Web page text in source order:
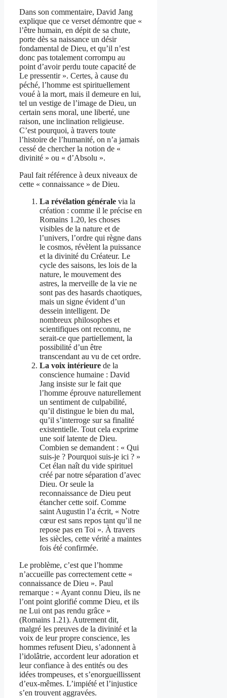
Dans son commentaire, David Jang
explique que ce verset démontre que «
l’être humain, en dépit de sa chute,
porte dès sa naissance un désir
fondamental de Dieu, et qu’il n’est
donc pas totalement corrompu au
point d’avoir perdu toute capacité de
Le pressentir ». Certes, à cause du
péché, l’homme est spirituellement
voué à la mort, mais il demeure en lui,
tel un vestige de l’image de Dieu, un
certain sens moral, une liberté, une
raison, une inclination religieuse.
C’est pourquoi, à travers toute
l’histoire de l’humanité, on n’a jamais
cessé de chercher la notion de «
divinité » ou « d’Absolu ».
Paul fait référence à deux niveaux de
cette « connaissance » de Dieu.
La révélation générale via la
création : comme il le précise en
Romains 1.20, les choses
visibles de la nature et de
l’univers, l’ordre qui règne dans
le cosmos, révèlent la puissance
et la divinité du Créateur. Le
cycle des saisons, les lois de la
nature, le mouvement des
astres, la merveille de la vie ne
sont pas des hasards chaotiques,
mais un signe évident d’un
dessein intelligent. De
nombreux philosophes et
scientifiques ont reconnu, ne
serait-ce que partiellement, la
possibilité d’un être
transcendant au vu de cet ordre.
La voix intérieure de la
conscience humaine : David
Jang insiste sur le fait que
l’homme éprouve naturellement
un sentiment de culpabilité,
qu’il distingue le bien du mal,
qu’il s’interroge sur sa finalité
existentielle. Tout cela exprime
une soif latente de Dieu.
Combien se demandent : « Qui
suis-je ? Pourquoi suis-je ici ? »
Cet élan naît du vide spirituel
créé par notre séparation d’avec
Dieu. Or seule la
reconnaissance de Dieu peut
étancher cette soif. Comme
saint Augustin l’a écrit, « Notre
cœur est sans repos tant qu’il ne
repose pas en Toi ». À travers
les siècles, cette vérité a maintes
fois été confirmée.
Le problème, c’est que l’homme
n’accueille pas correctement cette «
connaissance de Dieu ». Paul
remarque : « Ayant connu Dieu, ils ne
l’ont point glorifié comme Dieu, et ils
ne Lui ont pas rendu grâce »
(Romains 1.21). Autrement dit,
malgré les preuves de la divinité et la
voix de leur propre conscience, les
hommes refusent Dieu, s’adonnent à
l’idolâtrie, accordent leur adoration et
leur confiance à des entités ou des
idées trompeuses, et s’enorgueillissent
d’eux-mêmes. L’impiété et l’injustice
s’en trouvent aggravées.